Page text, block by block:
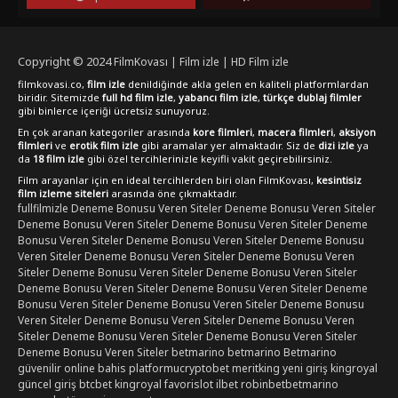
Copyright © 2024FilmKovası | Film izle | HD Film izle
filmkovasi.co, film izle denildiğinde akla gelen en kaliteli platformlardan
biridir. Sitemizde full hd film izle, yabancı film izle, türkçe dublaj filmler
gibi binlerce içeriği ücretsiz sunuyoruz.
En çok aranan kategoriler arasında kore filmleri, macera filmleri, aksiyon
filmleri ve erotik film izle gibi aramalar yer almaktadır. Siz de dizi izle ya
da 18 film izle gibi özel tercihlerinizle keyifli vakit geçirebilirsiniz.
Film arayanlar için en ideal tercihlerden biri olan FilmKovası, kesintisiz
film izleme siteleri arasında öne çıkmaktadır.
fullfilmizle Deneme Bonusu Veren SitelerDeneme Bonusu Veren Siteler
Deneme Bonusu Veren SitelerDeneme Bonusu Veren SitelerDeneme
Bonusu Veren SitelerDeneme Bonusu Veren SitelerDeneme Bonusu
Veren SitelerDeneme Bonusu Veren SitelerDeneme Bonusu Veren
SitelerDeneme Bonusu Veren SitelerDeneme Bonusu Veren Siteler
Deneme Bonusu Veren SitelerDeneme Bonusu Veren SitelerDeneme
Bonusu Veren SitelerDeneme Bonusu Veren SitelerDeneme Bonusu
Veren SitelerDeneme Bonusu Veren SitelerDeneme Bonusu Veren
SitelerDeneme Bonusu Veren SitelerDeneme Bonusu Veren Siteler
Deneme Bonusu Veren Sitelerbetmarino betmarino Betmarino
güvenilir online bahis platformucryptobetmeritking yeni girişkingroyal
güncel girişbtcbetkingroyal favorislotilbetrobinbetbetmarino